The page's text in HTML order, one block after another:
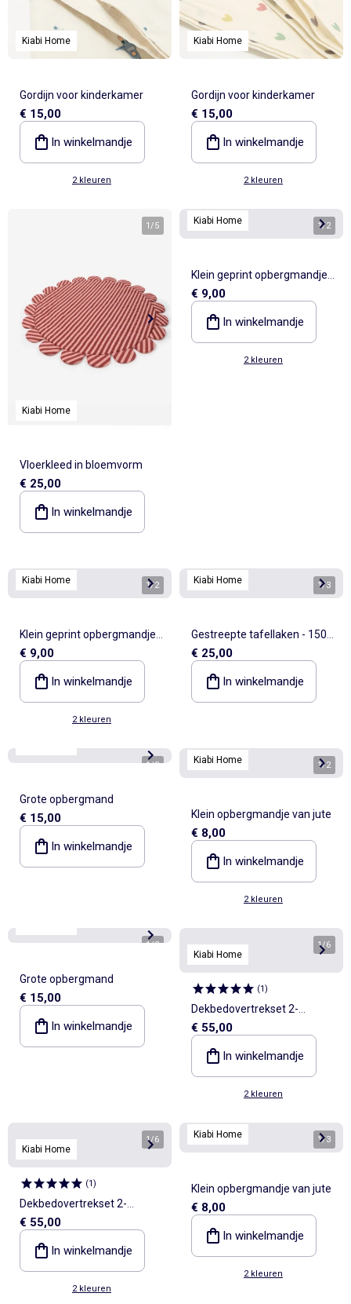
Kiabi Home
Gordijn voor kinderkamer
€ 15,00
In winkelmandje
2 kleuren
Kiabi Home
Gordijn voor kinderkamer
€ 15,00
In winkelmandje
2 kleuren
Kiabi Home
1/5
Vloerkleed in bloemvorm
€ 25,00
In winkelmandje
Kiabi Home 1/2
Klein geprint opbergmandje -
Kiabi Home
€ 9,00
In winkelmandje
2 kleuren
Kiabi Home 1/2
Klein geprint opbergmandje -
Kiabi Home
€ 9,00
In winkelmandje
2 kleuren
Kiabi Home 1/3
Gestreepte tafellaken - 150 x
250 cm
€ 25,00
In winkelmandje
1/2
Grote opbergmand
€ 15,00
In winkelmandje
Kiabi Home 1/2
Klein opbergmandje van jute
€ 8,00
In winkelmandje
2 kleuren
1/2
Grote opbergmand
€ 15,00
In winkelmandje
Kiabi Home
1/6
(1)
Dekbedovertrekset 2-
persoons - 1 dekbedovertrek
+ 2 kussenslopen
€ 55,00
In winkelmandje
2 kleuren
Kiabi Home
1/6
(1)
Dekbedovertrekset 2-
persoons - 1 dekbedovertrek
+ 2 kussenslopen
€ 55,00
In winkelmandje
2 kleuren
Kiabi Home 1/3
Klein opbergmandje van jute
€ 8,00
In winkelmandje
2 kleuren